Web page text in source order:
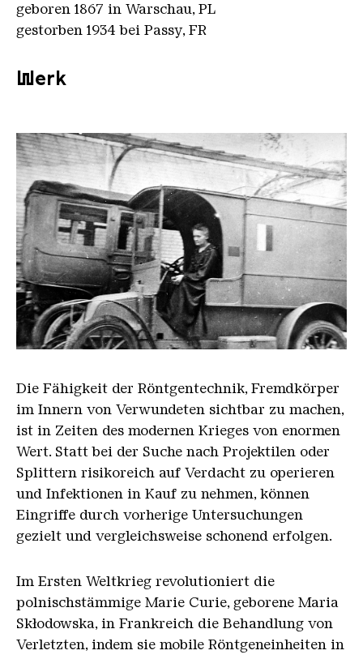
geboren 1867 in Warschau, PL
gestorben 1934 bei Passy, FR
Werk
MCP167 v2
Die Fähigkeit der Röntgentechnik, Fremdkörper
im Innern von Verwundeten sichtbar zu machen,
ist in Zeiten des modernen Krieges von enormen
Wert. Statt bei der Suche nach Projektilen oder
Splittern risikoreich auf Verdacht zu operieren
und Infektionen in Kauf zu nehmen, können
Eingriffe durch vorherige Untersuchungen
gezielt und vergleichsweise schonend erfolgen.
Im Ersten Weltkrieg revolutioniert die
polnischstämmige Marie Curie, geborene Maria
Skłodowska, in Frankreich die Behandlung von
Verletzten, indem sie mobile Röntgeneinheiten in